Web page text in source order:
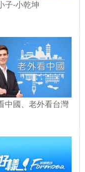
子-小乾坤
中國、老外看台灣